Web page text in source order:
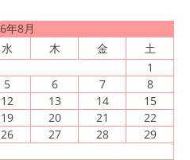
年8月
水 木 金
土
1
5 6 7
8
12 13 14
15
19 20 21
22
26 27 28
29